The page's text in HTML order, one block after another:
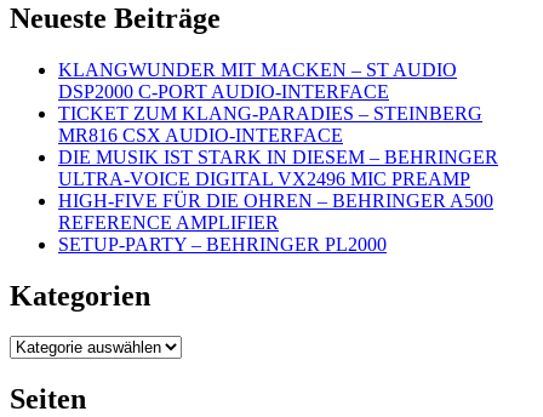
Neueste Beiträge
KLANGWUNDER MIT MACKEN – ST AUDIO
DSP2000 C-PORT AUDIO-INTERFACE
TICKET ZUM KLANG-PARADIES – STEINBERG
MR816 CSX AUDIO-INTERFACE
DIE MUSIK IST STARK IN DIESEM – BEHRINGER
ULTRA-VOICE DIGITAL VX2496 MIC PREAMP
HIGH-FIVE FÜR DIE OHREN – BEHRINGER A500
REFERENCE AMPLIFIER
SETUP-PARTY – BEHRINGER PL2000
Kategorien
Kategorien
Seiten